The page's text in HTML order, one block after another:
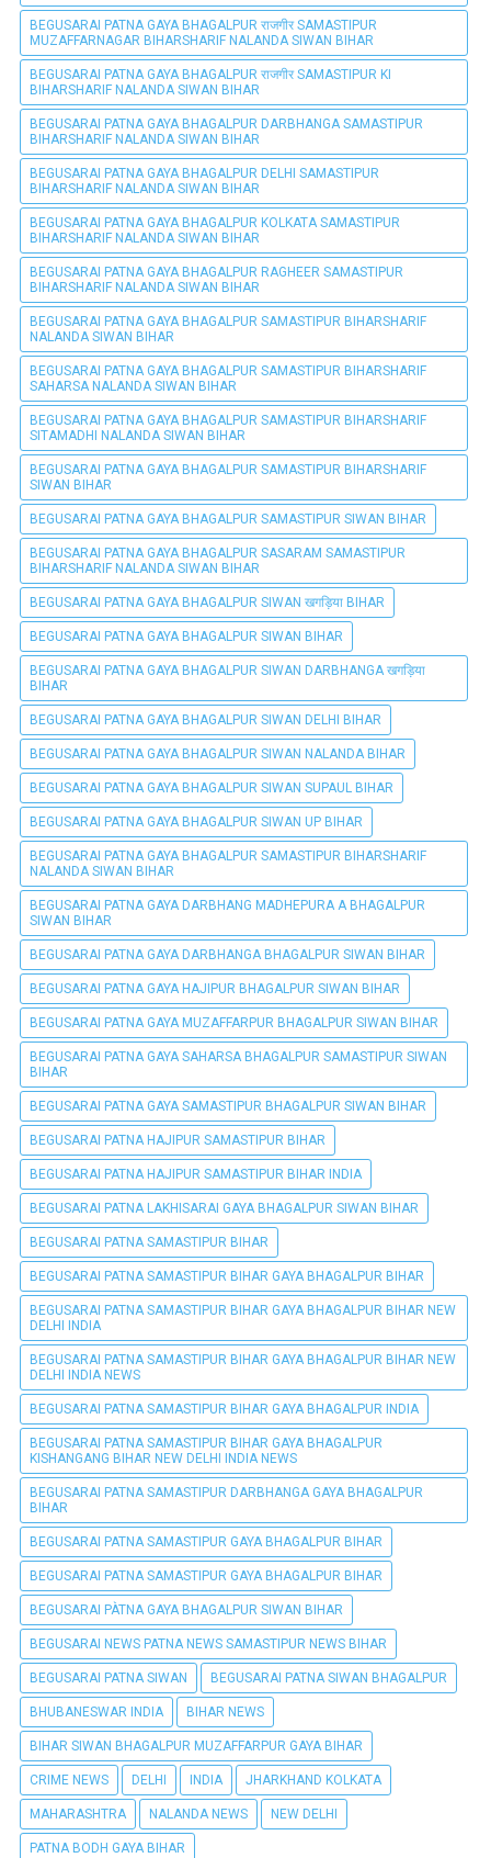
BEGUSARAI PATNA GAYA BHAGALPUR राजगीर SAMASTIPUR
MUZAFFARNAGAR BIHARSHARIF NALANDA SIWAN BIHAR
BEGUSARAI PATNA GAYA BHAGALPUR राजगीर SAMASTIPUR KI
BIHARSHARIF NALANDA SIWAN BIHAR
BEGUSARAI PATNA GAYA BHAGALPUR DARBHANGA SAMASTIPUR
BIHARSHARIF NALANDA SIWAN BIHAR
BEGUSARAI PATNA GAYA BHAGALPUR DELHI SAMASTIPUR
BIHARSHARIF NALANDA SIWAN BIHAR
BEGUSARAI PATNA GAYA BHAGALPUR KOLKATA SAMASTIPUR
BIHARSHARIF NALANDA SIWAN BIHAR
BEGUSARAI PATNA GAYA BHAGALPUR RAGHEER SAMASTIPUR
BIHARSHARIF NALANDA SIWAN BIHAR
BEGUSARAI PATNA GAYA BHAGALPUR SAMASTIPUR BIHARSHARIF
NALANDA SIWAN BIHAR
BEGUSARAI PATNA GAYA BHAGALPUR SAMASTIPUR BIHARSHARIF
SAHARSA NALANDA SIWAN BIHAR
BEGUSARAI PATNA GAYA BHAGALPUR SAMASTIPUR BIHARSHARIF
SITAMADHI NALANDA SIWAN BIHAR
BEGUSARAI PATNA GAYA BHAGALPUR SAMASTIPUR BIHARSHARIF
SIWAN BIHAR
BEGUSARAI PATNA GAYA BHAGALPUR SAMASTIPUR SIWAN BIHAR
BEGUSARAI PATNA GAYA BHAGALPUR SASARAM SAMASTIPUR
BIHARSHARIF NALANDA SIWAN BIHAR
BEGUSARAI PATNA GAYA BHAGALPUR SIWAN खगड़िया BIHAR
BEGUSARAI PATNA GAYA BHAGALPUR SIWAN BIHAR
BEGUSARAI PATNA GAYA BHAGALPUR SIWAN DARBHANGA खगड़िया
BIHAR
BEGUSARAI PATNA GAYA BHAGALPUR SIWAN DELHI BIHAR
BEGUSARAI PATNA GAYA BHAGALPUR SIWAN NALANDA BIHAR
BEGUSARAI PATNA GAYA BHAGALPUR SIWAN SUPAUL BIHAR
BEGUSARAI PATNA GAYA BHAGALPUR SIWAN UP BIHAR
BEGUSARAI PATNA GAYA BHAGALPUR SAMASTIPUR BIHARSHARIF
NALANDA SIWAN BIHAR
BEGUSARAI PATNA GAYA DARBHANG MADHEPURA A BHAGALPUR
SIWAN BIHAR
BEGUSARAI PATNA GAYA DARBHANGA BHAGALPUR SIWAN BIHAR
BEGUSARAI PATNA GAYA HAJIPUR BHAGALPUR SIWAN BIHAR
BEGUSARAI PATNA GAYA MUZAFFARPUR BHAGALPUR SIWAN BIHAR
BEGUSARAI PATNA GAYA SAHARSA BHAGALPUR SAMASTIPUR SIWAN
BIHAR
BEGUSARAI PATNA GAYA SAMASTIPUR BHAGALPUR SIWAN BIHAR
BEGUSARAI PATNA HAJIPUR SAMASTIPUR BIHAR
BEGUSARAI PATNA HAJIPUR SAMASTIPUR BIHAR INDIA
BEGUSARAI PATNA LAKHISARAI GAYA BHAGALPUR SIWAN BIHAR
BEGUSARAI PATNA SAMASTIPUR BIHAR
BEGUSARAI PATNA SAMASTIPUR BIHAR GAYA BHAGALPUR BIHAR
BEGUSARAI PATNA SAMASTIPUR BIHAR GAYA BHAGALPUR BIHAR NEW
DELHI INDIA
BEGUSARAI PATNA SAMASTIPUR BIHAR GAYA BHAGALPUR BIHAR NEW
DELHI INDIA NEWS
BEGUSARAI PATNA SAMASTIPUR BIHAR GAYA BHAGALPUR INDIA
BEGUSARAI PATNA SAMASTIPUR BIHAR GAYA BHAGALPUR
KISHANGANG BIHAR NEW DELHI INDIA NEWS
BEGUSARAI PATNA SAMASTIPUR DARBHANGA GAYA BHAGALPUR
BIHAR
BEGUSARAI PATNA SAMASTIPUR GAYA BHAGALPUR BIHAR
BEGUSARAI PATNA SAMASTIPUR GAYA BHAGALPUR BIHAR
BEGUSARAI PÀTNA GAYA BHAGALPUR SIWAN BIHAR
BEGUSARAI NEWS PATNA NEWS SAMASTIPUR NEWS BIHAR
BEGUSARAI PATNA SIWAN BEGUSARAI PATNA SIWAN BHAGALPUR
BHUBANESWAR INDIA BIHAR NEWS
BIHAR SIWAN BHAGALPUR MUZAFFARPUR GAYA BIHAR
CRIME NEWS DELHI INDIA JHARKHAND KOLKATA
MAHARASHTRA NALANDA NEWS NEW DELHI
PATNA BODH GAYA BIHAR